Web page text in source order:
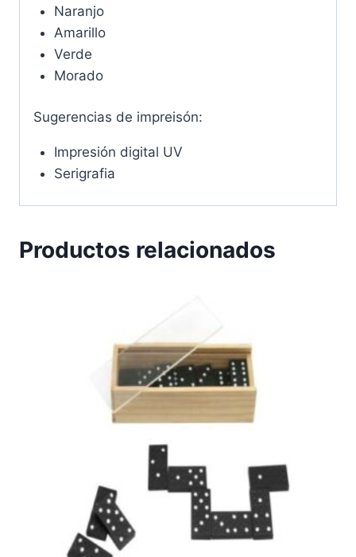
Naranjo
Amarillo
Verde
Morado
Sugerencias de impreisón:
Impresión digital UV
Serigrafia
Productos relacionados